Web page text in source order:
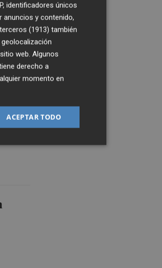
identificadores únicos
anuncios y contenido,
(1913) también
web. Algunos
derecho a
momento en
ACEPTAR TODO